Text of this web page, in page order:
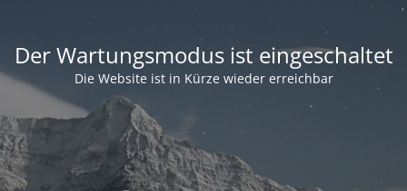
Der Wartungsmodus ist eingeschaltet
Die Website ist in Kürze wieder erreichbar